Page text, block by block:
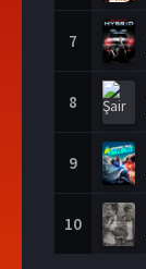
7
8
9
10